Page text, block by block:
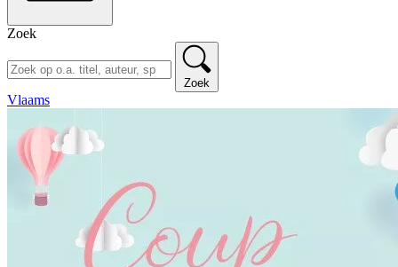
Zoek
Zoek
Vlaams